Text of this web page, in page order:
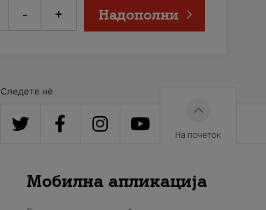
- + Надополни
Следете нè
На почеток
Мобилна апликација